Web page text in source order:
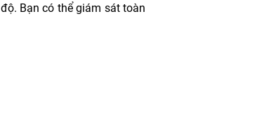
Bạn có thể giám sát toàn